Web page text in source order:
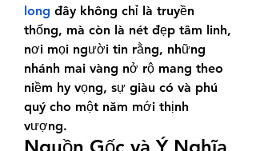
long đây không chỉ là truyền
thống, mà còn là nét đẹp tâm linh,
nơi mọi người tin rằng, những
nhánh mai vàng nở rộ mang theo
niềm hy vọng, sự giàu có và phú
quý cho một năm mới thịnh
vượng.